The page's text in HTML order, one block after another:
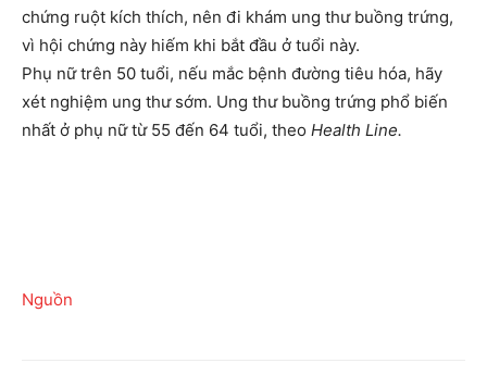
chứng ruột kích thích, nên đi khám ung thư buồng trứng,
vì hội chứng này hiếm khi bắt đầu ở tuổi này.
Phụ nữ trên 50 tuổi, nếu mắc bệnh đường tiêu hóa, hãy
xét nghiệm ung thư sớm. Ung thư buồng trứng phổ biến
nhất ở phụ nữ từ 55 đến 64 tuổi, theo Health Line.
Nguồn